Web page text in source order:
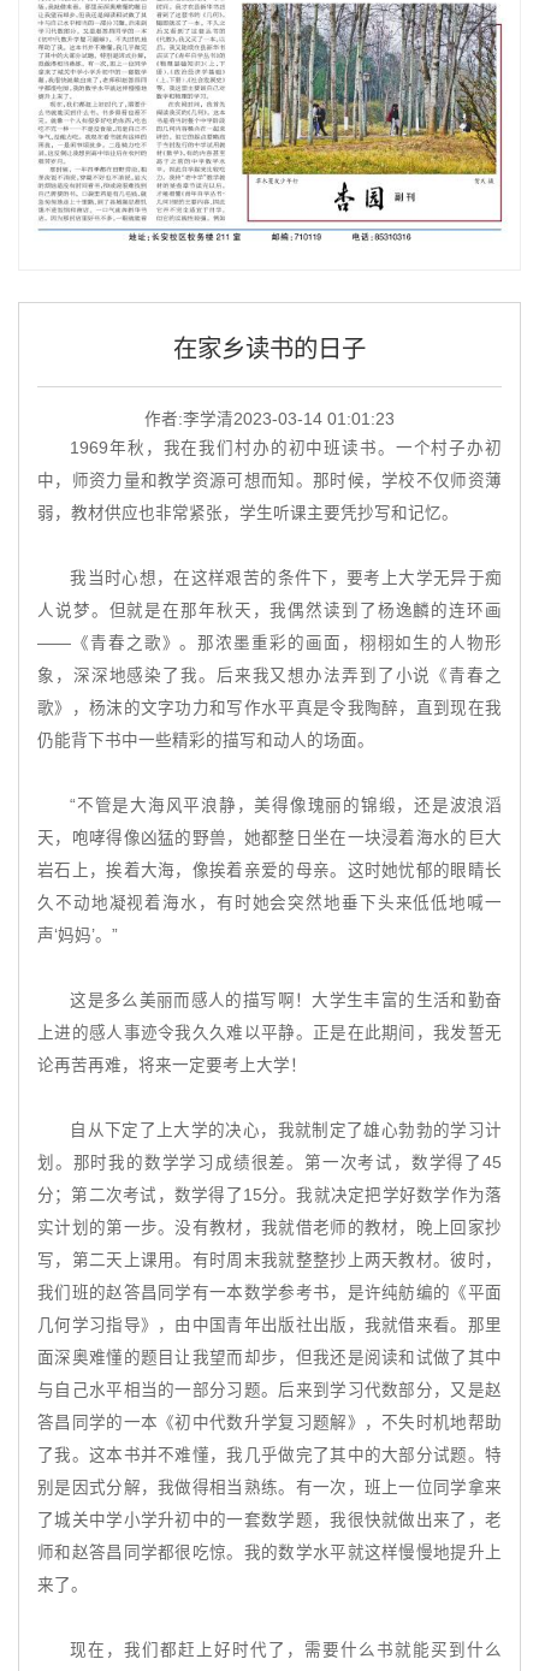
在家乡读书的日子
作者:李学清2023-03-14 01:01:23
1969年秋，我在我们村办的初中班读书。一个村子办初
中，师资力量和教学资源可想而知。那时候，学校不仅师资薄
弱，教材供应也非常紧张，学生听课主要凭抄写和记忆。
我当时心想，在这样艰苦的条件下，要考上大学无异于痴
人说梦。但就是在那年秋天，我偶然读到了杨逸麟的连环画
——《青春之歌》。那浓墨重彩的画面，栩栩如生的人物形
象，深深地感染了我。后来我又想办法弄到了小说《青春之
歌》，杨沫的文字功力和写作水平真是令我陶醉，直到现在我
仍能背下书中一些精彩的描写和动人的场面。
“不管是大海风平浪静，美得像瑰丽的锦缎，还是波浪滔
天，咆哮得像凶猛的野兽，她都整日坐在一块浸着海水的巨大
岩石上，挨着大海，像挨着亲爱的母亲。这时她忧郁的眼睛长
久不动地凝视着海水，有时她会突然地垂下头来低低地喊一
声‘妈妈’。”
这是多么美丽而感人的描写啊！大学生丰富的生活和勤奋
上进的感人事迹令我久久难以平静。正是在此期间，我发誓无
论再苦再难，将来一定要考上大学！
自从下定了上大学的决心，我就制定了雄心勃勃的学习计
划。那时我的数学学习成绩很差。第一次考试，数学得了45
分；第二次考试，数学得了15分。我就决定把学好数学作为落
实计划的第一步。没有教材，我就借老师的教材，晚上回家抄
写，第二天上课用。有时周末我就整整抄上两天教材。彼时，
我们班的赵答昌同学有一本数学参考书，是许纯舫编的《平面
几何学习指导》，由中国青年出版社出版，我就借来看。那里
面深奥难懂的题目让我望而却步，但我还是阅读和试做了其中
与自己水平相当的一部分习题。后来到学习代数部分，又是赵
答昌同学的一本《初中代数升学复习题解》，不失时机地帮助
了我。这本书并不难懂，我几乎做完了其中的大部分试题。特
别是因式分解，我做得相当熟练。有一次，班上一位同学拿来
了城关中学小学升初中的一套数学题，我很快就做出来了，老
师和赵答昌同学都很吃惊。我的数学水平就这样慢慢地提升上
来了。
现在，我们都赶上好时代了，需要什么书就能买到什么